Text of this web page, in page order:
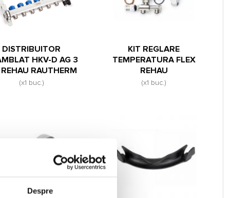
Despre
DISTRIBUITOR
HKV-D AG 3
RAUTHERM
(x1 buc.)
KIT REGLARE
TEMPERATURA FLEX
REHAU
(x1 buc.)